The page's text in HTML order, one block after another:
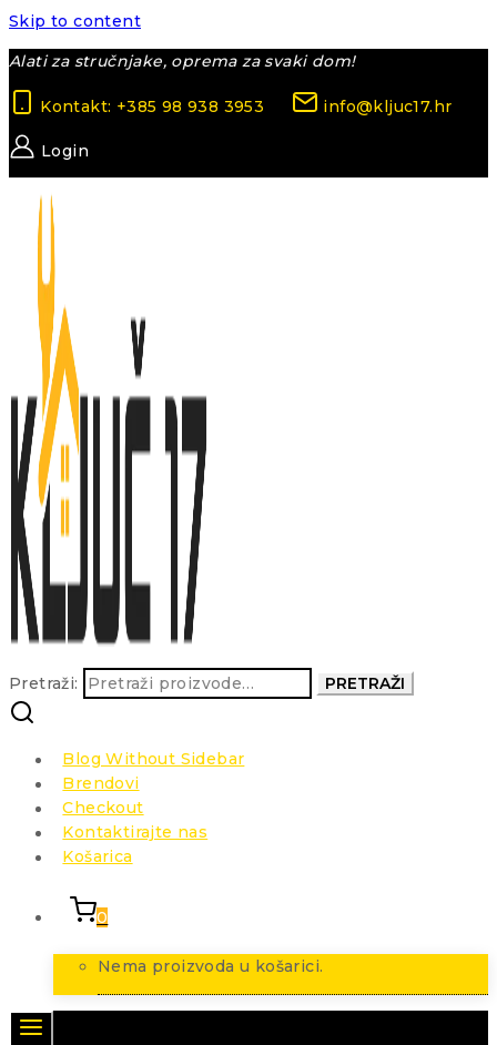
Skip to content
Alati za stručnjake, oprema za svaki dom!
Kontakt: +385 98 938 3953 info@kljuc17.hr
Login
Pretraži: PRETRAŽI
Blog Without Sidebar
Brendovi
Checkout
Kontaktirajte nas
Košarica
0
Nema proizvoda u košarici.